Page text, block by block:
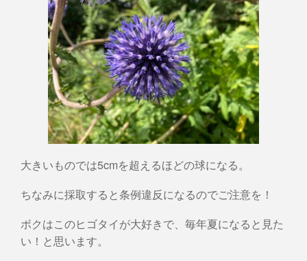
大きいものでは5cmを超えるほどの球になる。
ちなみに採取すると条例違反になるのでご注意を！
ボクはこのヒゴタイが大好きで、毎年夏になると見た
い！と思います。